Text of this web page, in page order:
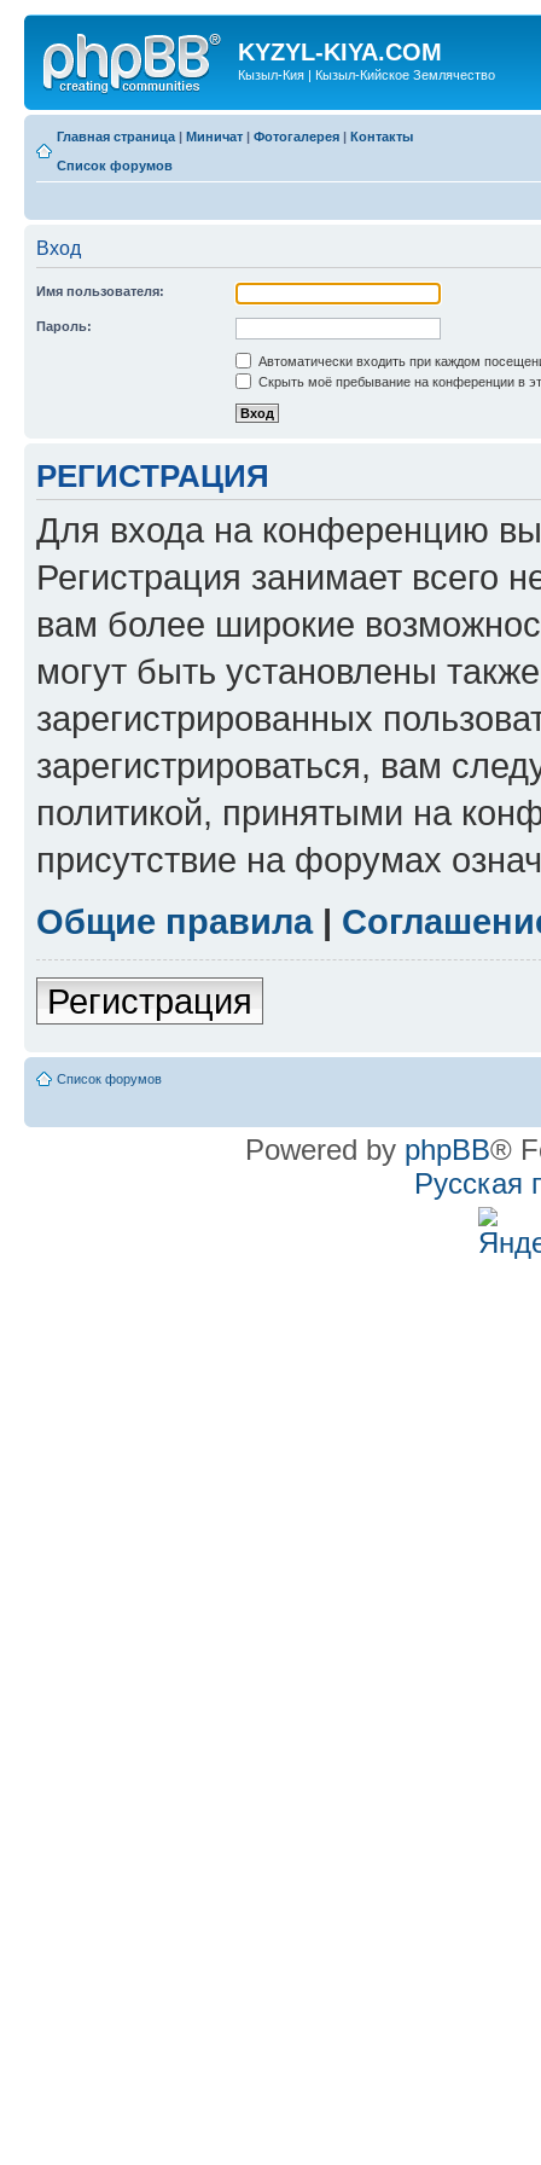
KYZYL-KIYA.COM
Кызыл-Кия | Кызыл-Кийское Землячество
Главная страница | Миничат | Фотогалерея | Контакты
Список форумов
Вход
Имя пользователя:
Пароль:
Автоматически входить при каждом
Скрыть моё пребывание на конференции в
РЕГИСТРАЦИЯ
Для входа на конференцию
Регистрация занимает всего
вам более широкие
могут быть установлены
зарегистрированных
зарегистрироваться, вам
политикой, принятыми на
присутствие на форумах
Общие правила|
Регистрация
Список форумов
Powered by phpBB®
Русская